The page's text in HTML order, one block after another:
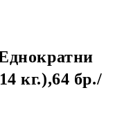
кг.),64 бр./